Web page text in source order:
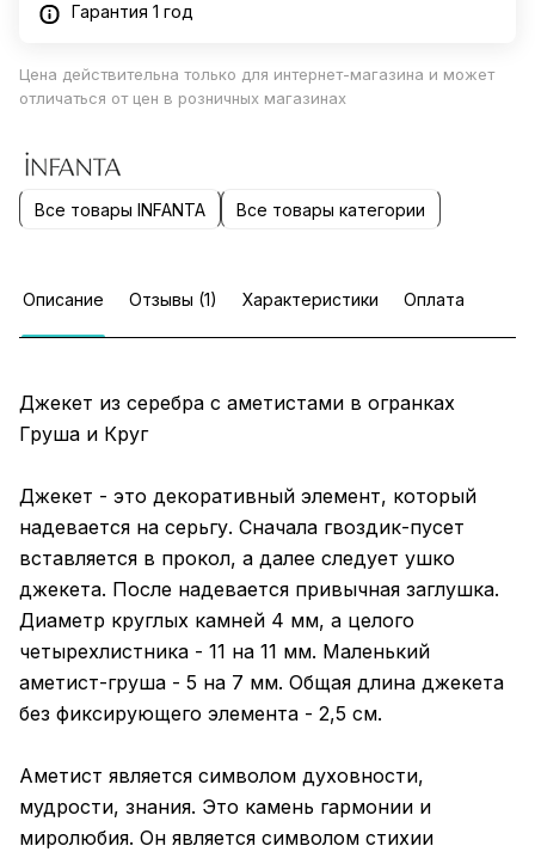
Гарантия 1 год
Цена действительна только для интернет-магазина и может
отличаться от цен в розничных магазинах
Все товары INFANTA Все товары категории
Описание Отзывы (1) Характеристики Оплата
Джекет из серебра с аметистами в огранках
Груша и Круг
Джекет - это декоративный элемент, который
надевается на серьгу. Сначала гвоздик-пусет
вставляется в прокол, а далее следует ушко
джекета. После надевается привычная заглушка.
Диаметр круглых камней 4 мм, а целого
четырехлистника - 11 на 11 мм. Маленький
аметист-груша - 5 на 7 мм. Общая длина джекета
без фиксирующего элемента - 2,5 см.
Аметист является символом духовности,
мудрости, знания. Это камень гармонии и
миролюбия. Он является символом стихии